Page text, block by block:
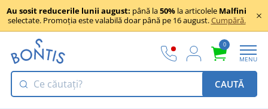
Au sosit reducerile lunii august: până la50% la articolele Malfini
selectate. Promoția este valabilă doar până pe 16 august.Cumpără.
0
MENU
CAUTĂ